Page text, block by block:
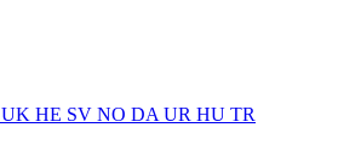
UK HE SV NO DA UR HU TR